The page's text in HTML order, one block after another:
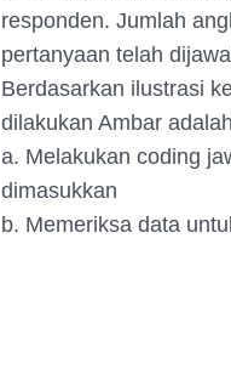
responden. Jumlah
pertanyaan telah
Berdasarkan ilustrasi
dilakukan Ambar
a. Melakukan coding
dimasukkan
b. Memeriksa data